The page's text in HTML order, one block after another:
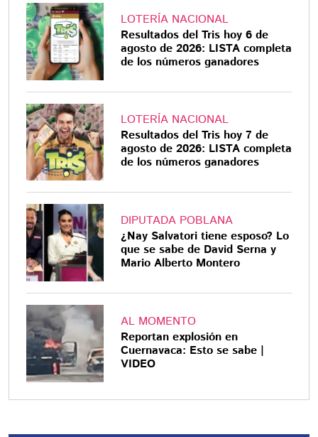
LOTERÍA NACIONAL
Resultados del Tris hoy 6 de
agosto de 2026: LISTA completa
de los números ganadores
LOTERÍA NACIONAL
Resultados del Tris hoy 7 de
agosto de 2026: LISTA completa
de los números ganadores
DIPUTADA POBLANA
¿Nay Salvatori tiene esposo? Lo
que se sabe de David Serna y
Mario Alberto Montero
AL MOMENTO
Reportan explosión en
Cuernavaca: Esto se sabe |
VIDEO